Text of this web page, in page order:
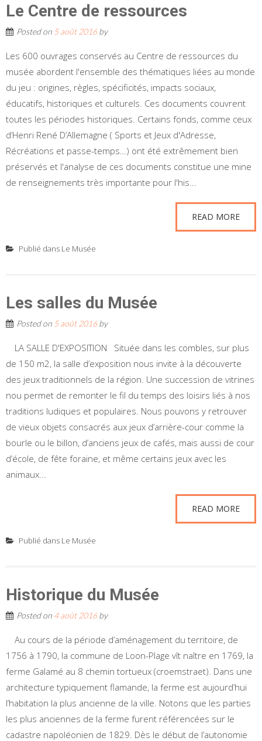
Le Centre de ressources
Posted on 5 août 2016by
Les 600 ouvrages conservés au Centre de ressources du
musée abordent l'ensemble des thématiques liées au monde
du jeu : origines, règles, spécificités, impacts sociaux,
éducatifs, historiques et culturels. Ces documents couvrent
toutes les périodes historiques. Certains fonds, comme ceux
d’Henri René D’Allemagne ( Sports et Jeux d'Adresse,
Récréations et passe-temps…) ont été extrêmement bien
préservés et l'analyse de ces documents constitue une mine
de renseignements très importante pour l'his...
READ MORE
Publié dans Le Musée
Les salles du Musée
Posted on 5 août 2016by
LA SALLE D'EXPOSITION Située dans les combles, sur plus
de 150 m2, la salle d’exposition nous invite à la découverte
des jeux traditionnels de la région. Une succession de vitrines
nou permet de remonter le fil du temps des loisirs liés à nos
traditions ludiques et populaires. Nous pouvons y retrouver
de vieux objets consacrés aux jeux d’arrière-cour comme la
bourle ou le billon, d’anciens jeux de cafés, mais aussi de cour
d’école, de fête foraine, et même certains jeux avec les
animaux...
READ MORE
Publié dans Le Musée
Historique du Musée
Posted on 4 août 2016by
Au cours de la période d’aménagement du territoire, de
1756 à 1790, la commune de Loon-Plage vît naître en 1769, la
ferme Galamé au 8 chemin tortueux (croemstraet). Dans une
architecture typiquement flamande, la ferme est aujourd’hui
l’habitation la plus ancienne de la ville. Notons que les parties
les plus anciennes de la ferme furent référencées sur le
cadastre napoléonien de 1829. Dès le début de l’autonomie